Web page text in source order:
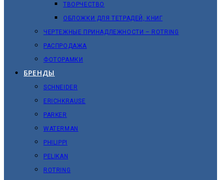
ТВОРЧЕСТВО
ОБЛОЖКИ ДЛЯ ТЕТРАДЕЙ, КНИГ
ЧЕРТЕЖНЫЕ ПРИНАДЛЕЖНОСТИ – ROTRING
РАСПРОДАЖА
ФОТОРАМКИ
БРЕНДЫ
SCHNEIDER
ERICHKRAUSE
PARKER
WATERMAN
PHILIPPI
PELIKAN
ROTRING